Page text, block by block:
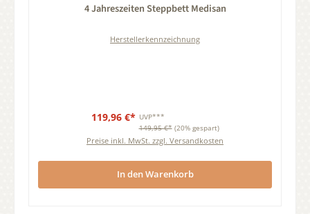
4 Jahreszeiten Steppbett Medisan
Herstellerkennzeichnung
119,96 €* UVP***
149,95 €* (20% gespart)
Preise inkl. MwSt. zzgl. Versandkosten
In den Warenkorb